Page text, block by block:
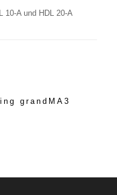
10-A und HDL 20-A
grandMA3